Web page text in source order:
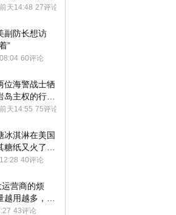
前天14:48 27评论
副防长想访
”
60评论
位海警战士牺
主权的行动
前天14:55 75评论
冰淇淋在美国
纸又火了！
平面设计经
40评论
营商的烦
用越多，收
43评论